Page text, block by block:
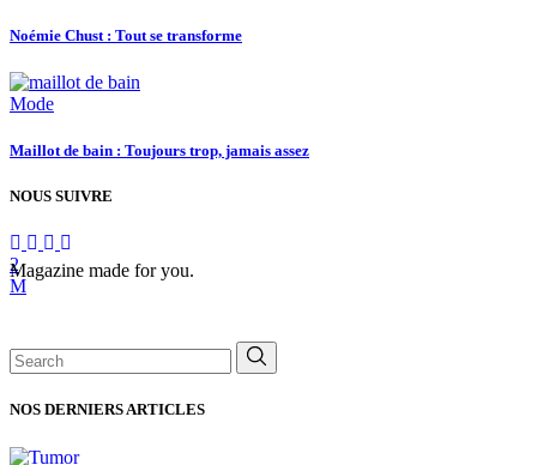
Noémie Chust : Tout se transforme
Mode
Maillot de bain : Toujours trop, jamais assez
NOUS SUIVRE
Magazine made for you.
Search
for:
NOS DERNIERS ARTICLES